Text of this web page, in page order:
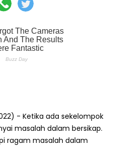
- Ketika ada sekelompok
masalah dalam bersikap.
ragam masalah dalam